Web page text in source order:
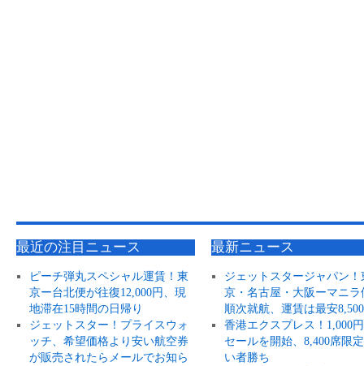
最近の注目ニュース
ピーチ弾丸スペシャル運賃！東
京ー台北便が往復12,000円、現
地滞在15時間の日帰り
ジェットスター！プライスウォ
ッチ、希望価格より安い航空券
が販売されたらメールでお知ら
最新ニュース
ジェットスタージャパン！
京・名古屋・大阪ーマニラ
順次就航、運賃は最安
香港エクスプレス！1,000
セールを開始、8,400席限
い者勝ち